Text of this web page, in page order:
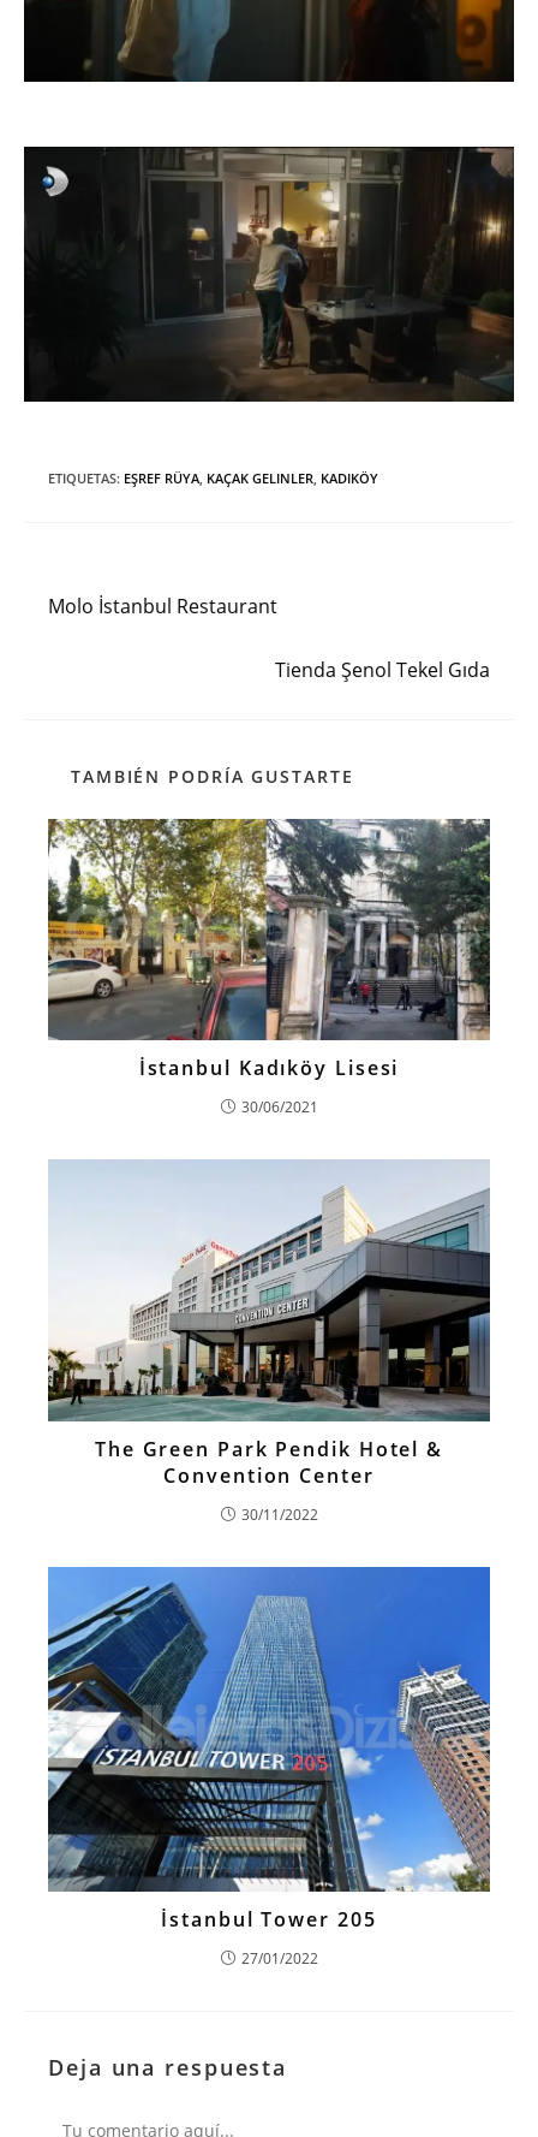
ETIQUETAS: EŞREF RÜYA, KAÇAK GELINLER, KADIKÖY
más
artículos
Molo İstanbul Restaurant
Tienda Şenol Tekel Gıda
TAMBIÉN PODRÍA GUSTARTE
İstanbul Kadıköy Lisesi
30/06/2021
The Green Park Pendik Hotel &
Convention Center
30/11/2022
İstanbul Tower 205
27/01/2022
Deja una respuesta
Comentario